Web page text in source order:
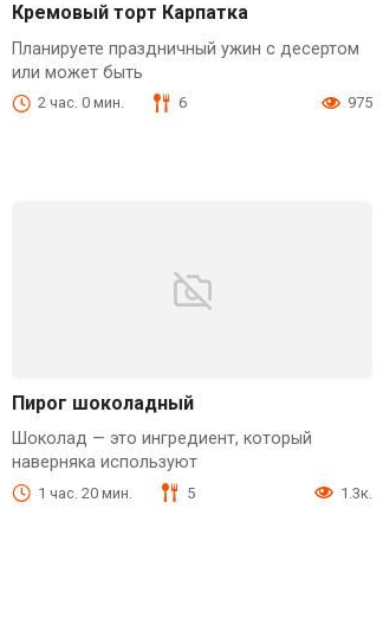
Кремовый торт Карпатка
Планируете праздничный ужин с десертом
или может быть
2 час. 0 мин. 6 975
Пирог шоколадный
Шоколад — это ингредиент, который
наверняка используют
1 час. 20 мин. 5 1.3к.